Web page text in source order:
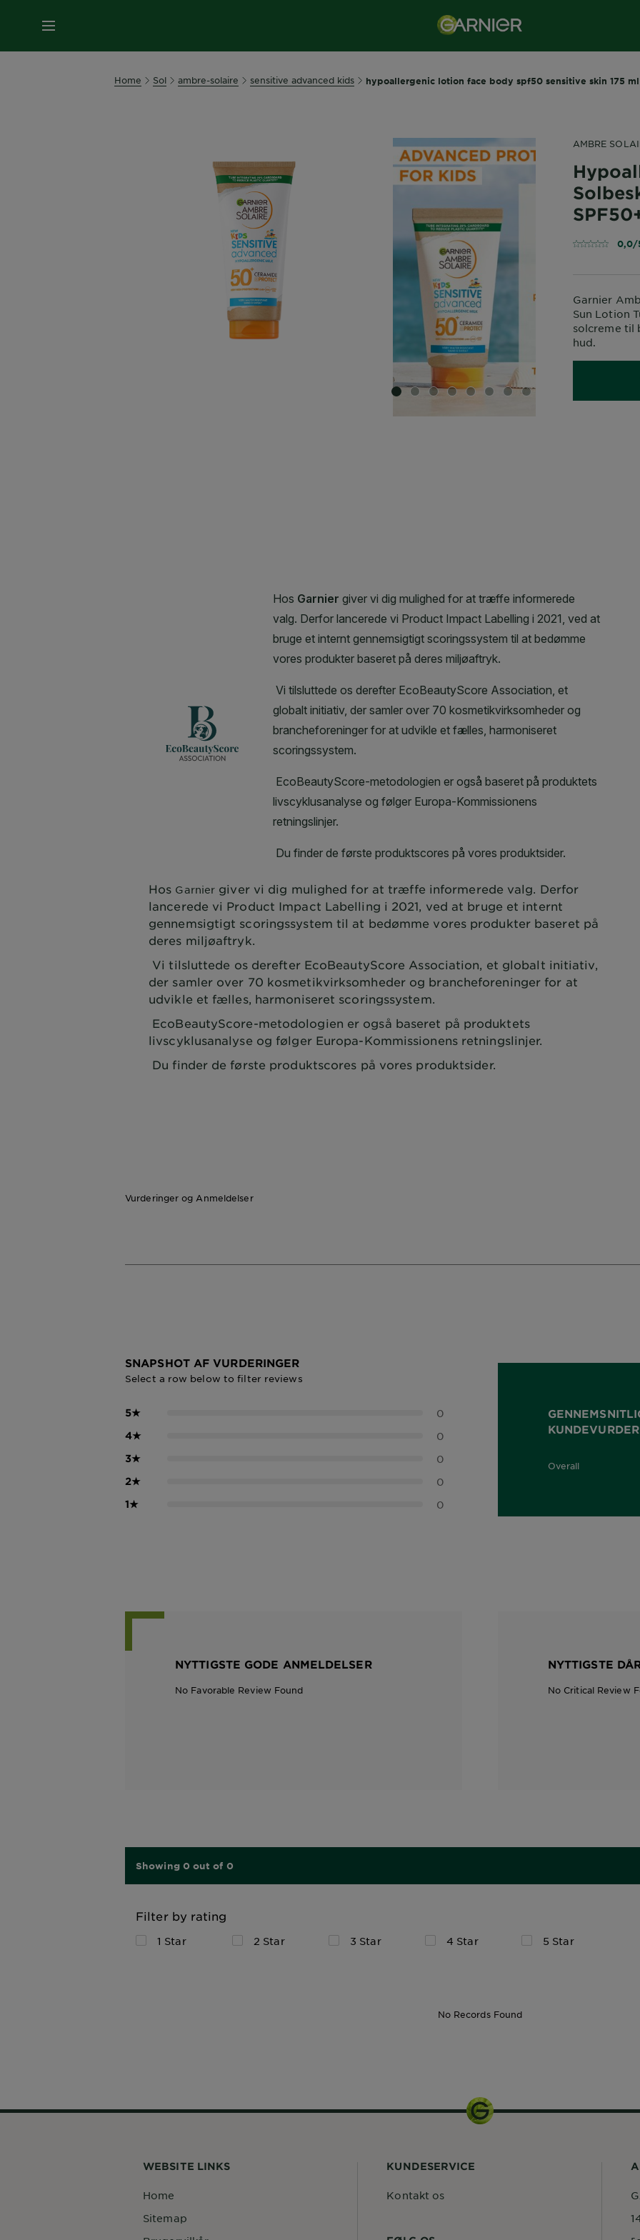
MENU
Home Sol ambre-solaire sensitive advanced kids hypoallergenic lotion face body spf50 sensitive skin 175 ml
SLIDE 1SLIDE 2
SLIDE 3
SLIDE 4
SLIDE 5
SLIDE 6
SLIDE 7SLIDE 8
AMBRE
0,0/
Garnier
Sun Lotion
solcreme til
hud.
Hos Garnier giver vi dig mulighed for at træffe informerede valg. Derfor
lancerede vi Product Impact Labelling i 2021, ved at bruge et internt
gennemsigtigt scoringssystem til at bedømme vores produkter baseret på
deres miljøaftryk.
Vi tilsluttede os derefter EcoBeautyScore Association, et globalt initiativ,
der samler over 70 kosmetikvirksomheder og brancheforeninger for at
udvikle et fælles, harmoniseret scoringssystem.
EcoBeautyScore-metodologien er også baseret på produktets
livscyklusanalyse og følger Europa-Kommissionens retningslinjer.
Du finder de første produktscores på vores produktsider.
Vurderinger og Anmeldelser
SNAPSHOT AF VURDERINGER
Select a row below to filter reviews
5★ 0
4★ 0
3★ 0
2★ 0
1★ 0
Overall
0,0 out of 5 stars
NYTTIGSTE GODE ANMELDELSER
No Favorable Review Found
NYTTIGSTE
No Critical Review
Showing 0 out of 0
Filter by rating
1 Star 2 Star 3 Star 4 Star 5 Star
No Records Found
WEBSITE LINKS
Home
Sitemap
KUNDESERVICE
Kontakt os